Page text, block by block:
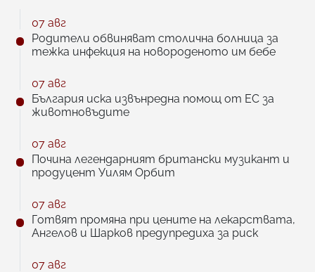
07 авг
Родители обвиняват столична болница за
тежка инфекция на новороденото им бебе
07 авг
България иска извънредна помощ от ЕС за
животновъдите
07 авг
Почина легендарният британски музикант и
продуцент Уилям Орбит
07 авг
Готвят промяна при цените на лекарствата,
Ангелов и Шарков предупредиха за риск
07 авг